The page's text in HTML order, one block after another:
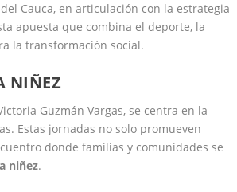
Cauca, en articulación con la estrategia
apuesta que combina el deporte, la
la transformación social.
NIÑEZ
Guzmán Vargas, se centra en la
Estas jornadas no solo promueven
donde familias y comunidades se
niñez.